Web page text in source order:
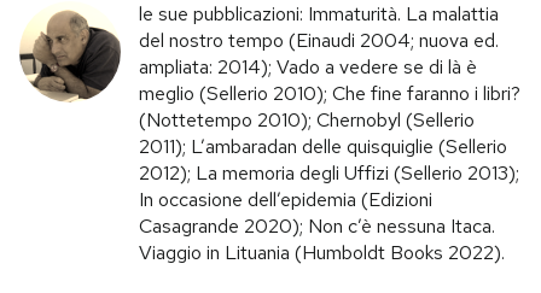
Economia
Sport
Altrecose
Mondiali calcio 2026
NEWSLETTER
le sue pubblicazioni: Immaturità. La malattia
del nostro tempo (Einaudi 2004; nuova ed.
ampliata: 2014); Vado a vedere se di là è
meglio (Sellerio 2010); Che fine faranno i libri?
(Nottetempo 2010); Chernobyl (Sellerio
2011); L’ambaradan delle quisquiglie (Sellerio
2012); La memoria degli Uffizi (Sellerio 2013);
In occasione dell’epidemia (Edizioni
Casagrande 2020); Non c’è nessuna Itaca.
Viaggio in Lituania (Humboldt Books 2022).